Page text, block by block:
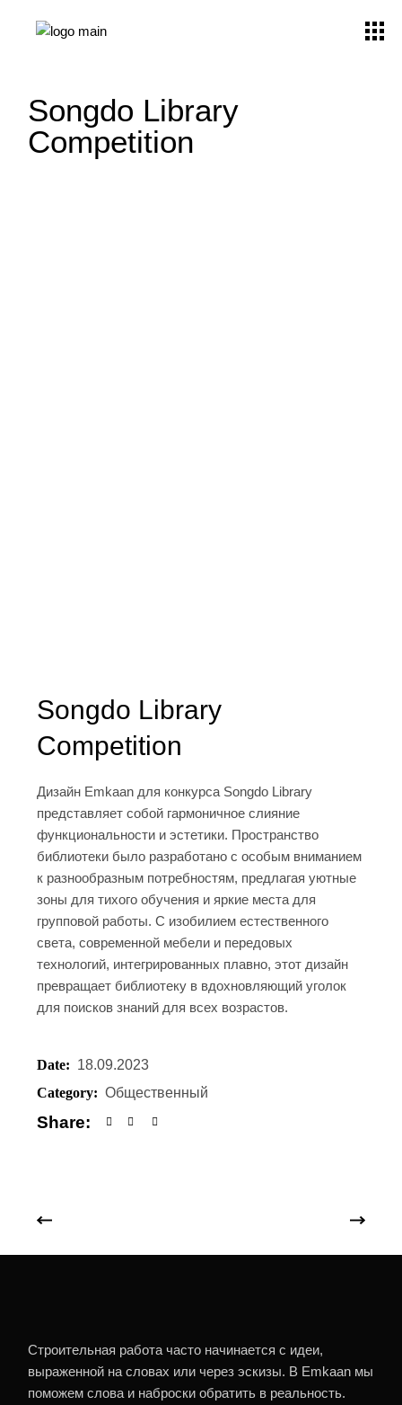
Songdo Library
Competition
Songdo Library
Competition
Дизайн Emkaan для конкурса Songdo Library
представляет собой гармоничное слияние
функциональности и эстетики. Пространство
библиотеки было разработано с особым вниманием
к разнообразным потребностям, предлагая уютные
зоны для тихого обучения и яркие места для
групповой работы. С изобилием естественного
света, современной мебели и передовых
технологий, интегрированных плавно, этот дизайн
превращает библиотеку в вдохновляющий уголок
для поисков знаний для всех возрастов.
Date: 18.09.2023
Category: Общественный
Share:
Строительная работа часто начинается с идеи,
выраженной на словах или через эскизы. В Emkaan мы
поможем слова и наброски обратить в реальность.